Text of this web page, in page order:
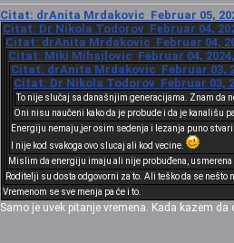
Citat: drAnita Mrdakovic Februar 05,
Citat: Dr Nikola Todorov Februar 04,
Citat: drAnita Mrdakovic Februar 04,
Citat: Miki Mihajlovic Februar 04, 2024,
Citat: drAnita Mrdakovic Februar 03,
Citat: Dr Nikola Todorov Februar 03,
To nije slučaj sa današnjim generacijama. Znam da
Oni nisu naučeni kako da je probude i da je kanališu
Energiju nemaju,jer osim sedenja i lezanja puno
I nije kod svakoga ovo slucaj ali kod vecine.
Mislim da energiju imaju ali nije probuđena,
Roditelji su dosta odgovorni za to. Ali teško da se nešto
Vremenom se sve menja pa će i to.
Samo je uvek pitanje vremena. Kada kazem